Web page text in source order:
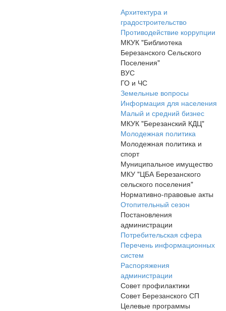
Архитектура и
градостроительство
Противодействие коррупции
МКУК "Библиотека
Березанского Сельского
Поселения"
ВУС
ГО и ЧС
Земельные вопросы
Информация для населения
Малый и средний бизнес
МКУК "Березанский КДЦ"
Молодежная политика
Молодежная политика и
спорт
Муниципальное имущество
МКУ "ЦБА Березанского
сельского поселения"
Нормативно-правовые акты
Отопительный сезон
Постановления
администрации
Потребительская сфера
Перечень информационных
систем
Распоряжения
администрации
Совет профилактики
Совет Березанского СП
Целевые программы